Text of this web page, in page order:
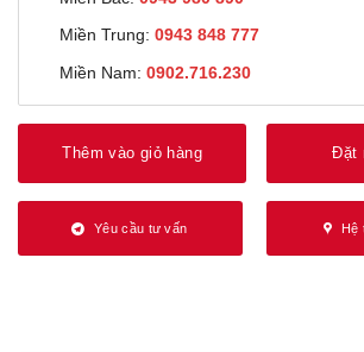
Miền Trung: 0943 848 777
Miền Nam: 0902.716.230
Thêm vào giỏ hàng Đặt
Yêu cầu tư vấn Hệ